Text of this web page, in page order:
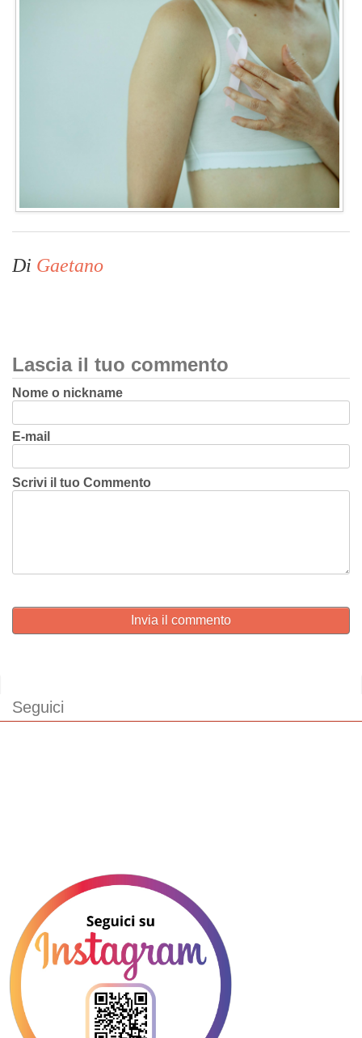
Di Gaetano
Lascia il tuo commento
Nome o nickname
E-mail
Scrivi il tuo Commento
Invia il commento
Seguici